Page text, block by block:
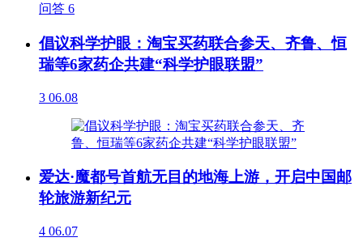
问答 6
倡议科学护眼：淘宝买药联合参天、齐鲁、恒
瑞等6家药企共建“科学护眼联盟”
3 06.08
爱达·魔都号首航无目的地海上游，开启中国邮
轮旅游新纪元
4 06.07